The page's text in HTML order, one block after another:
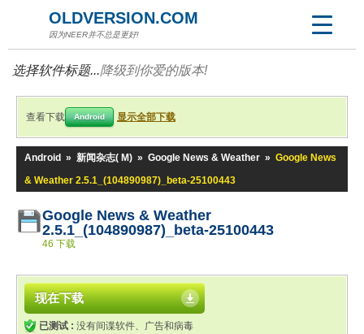
OLDVERSION.COM
因为NEER并不总是更好!
选择软件标题...降级到你爱的版本!
查看下载 Android 显示全部下载
Android » 新闻杂志( M) » Google News & Weather » Google News
& Weather 2.5.1_(104890987)_beta-25100443
Google News & Weather
2.5.1_(104890987)_beta-25100443
46 下载
现在下载
已测试 : 没有间谍软件、广告和病毒